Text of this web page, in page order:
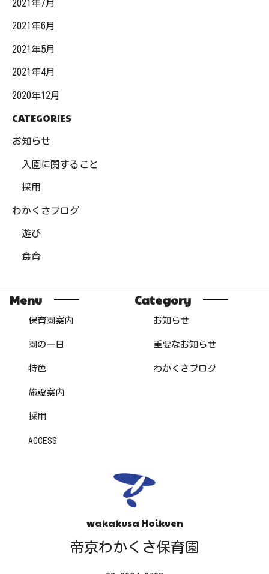
2021年7月
2021年6月
2021年5月
2021年4月
2020年12月
CATEGORIES
お知らせ
入園に関すること
採用
わかくさブログ
遊び
食育
Menu
保育園案内
園の一日
特色
施設案内
採用
ACCESS
Category
お知らせ
重要なお知らせ
わかくさブログ
wakakusa Hoikuen
帝京わかくさ保育園